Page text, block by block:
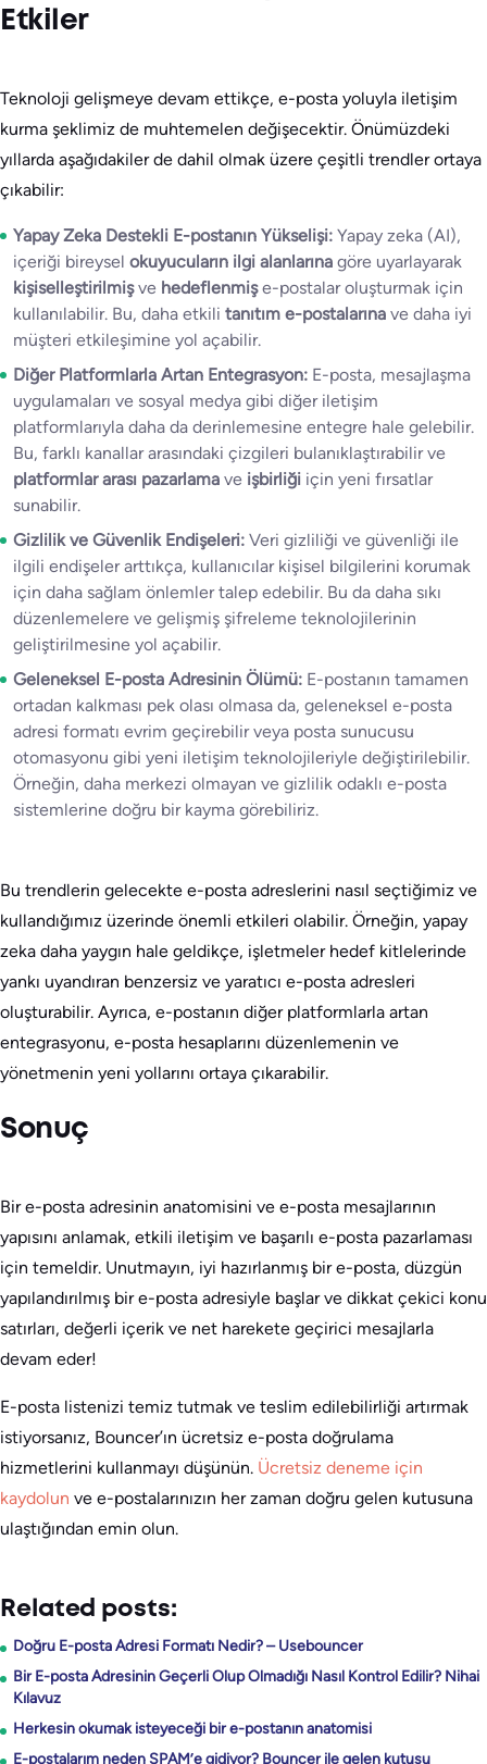
Etkiler
Teknoloji gelişmeye devam ettikçe, e-posta yoluyla iletişim
kurma şeklimiz de muhtemelen değişecektir. Önümüzdeki
yıllarda aşağıdakiler de dahil olmak üzere çeşitli trendler ortaya
çıkabilir:
Yapay Zeka Destekli E-postanın Yükselişi: Yapay zeka (AI),
içeriği bireysel okuyucuların ilgi alanlarına göre uyarlayarak
kişiselleştirilmişve hedeflenmişe-postalar oluşturmak için
kullanılabilir. Bu, daha etkili tanıtım e-postalarına ve daha iyi
müşteri etkileşimine yol açabilir.
Diğer Platformlarla Artan Entegrasyon: E-posta, mesajlaşma
uygulamaları ve sosyal medya gibi diğer iletişim
platformlarıyla daha da derinlemesine entegre hale gelebilir.
Bu, farklı kanallar arasındaki çizgileri bulanıklaştırabilir ve
platformlar arası pazarlama ve işbirliği için yeni fırsatlar
sunabilir.
Gizlilik ve Güvenlik Endişeleri: Veri gizliliği ve güvenliği ile
ilgili endişeler arttıkça, kullanıcılar kişisel bilgilerini korumak
için daha sağlam önlemler talep edebilir. Bu da daha sıkı
düzenlemelere ve gelişmiş şifreleme teknolojilerinin
geliştirilmesine yol açabilir.
Geleneksel E-posta Adresinin Ölümü: E-postanın tamamen
ortadan kalkması pek olası olmasa da, geleneksel e-posta
adresi formatı evrim geçirebilir veya posta sunucusu
otomasyonu gibi yeni iletişim teknolojileriyle değiştirilebilir.
Örneğin, daha merkezi olmayan ve gizlilik odaklı e-posta
sistemlerine doğru bir kayma görebiliriz.
Bu trendlerin gelecekte e-posta adreslerini nasıl seçtiğimiz ve
kullandığımız üzerinde önemli etkileri olabilir. Örneğin, yapay
zeka daha yaygın hale geldikçe, işletmeler hedef kitlelerinde
yankı uyandıran benzersiz ve yaratıcı e-posta adresleri
oluşturabilir. Ayrıca, e-postanın diğer platformlarla artan
entegrasyonu, e-posta hesaplarını düzenlemenin ve
yönetmenin yeni yollarını ortaya çıkarabilir.
Sonuç
Bir e-posta adresinin anatomisini ve e-posta mesajlarının
yapısını anlamak, etkili iletişim ve başarılı e-posta pazarlaması
için temeldir. Unutmayın, iyi hazırlanmış bir e-posta, düzgün
yapılandırılmış bir e-posta adresiyle başlar ve dikkat çekici konu
satırları, değerli içerik ve net harekete geçirici mesajlarla
devam eder!
E-posta listenizi temiz tutmak ve teslim edilebilirliği artırmak
istiyorsanız, Bouncer’ın ücretsiz e-posta doğrulama
hizmetlerini kullanmayı düşünün. Ücretsiz deneme için
kaydolun ve e-postalarınızın her zaman doğru gelen kutusuna
ulaştığından emin olun.
Related posts:
Doğru E-posta Adresi Formatı Nedir? – Usebouncer
Bir E-posta Adresinin Geçerli Olup Olmadığı Nasıl Kontrol Edilir? Nihai
Kılavuz
Herkesin okumak isteyeceği bir e-postanın anatomisi
E-postalarım neden SPAM’e gidiyor? Bouncer ile gelen kutusu